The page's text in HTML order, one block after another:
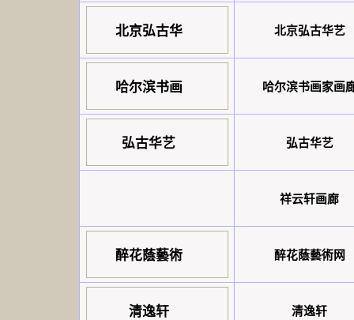
北京弘古华 北京弘古华艺
哈尔滨书画 哈尔滨书画家画
弘古华艺 弘古华艺
祥云轩画廊
醉花蔭藝術 醉花蔭藝術网
清逸轩 清逸轩